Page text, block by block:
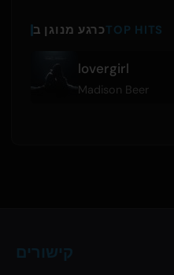
כרגע מנוגן בTOP HITS
lovergirl
Madison Beer
קישורים